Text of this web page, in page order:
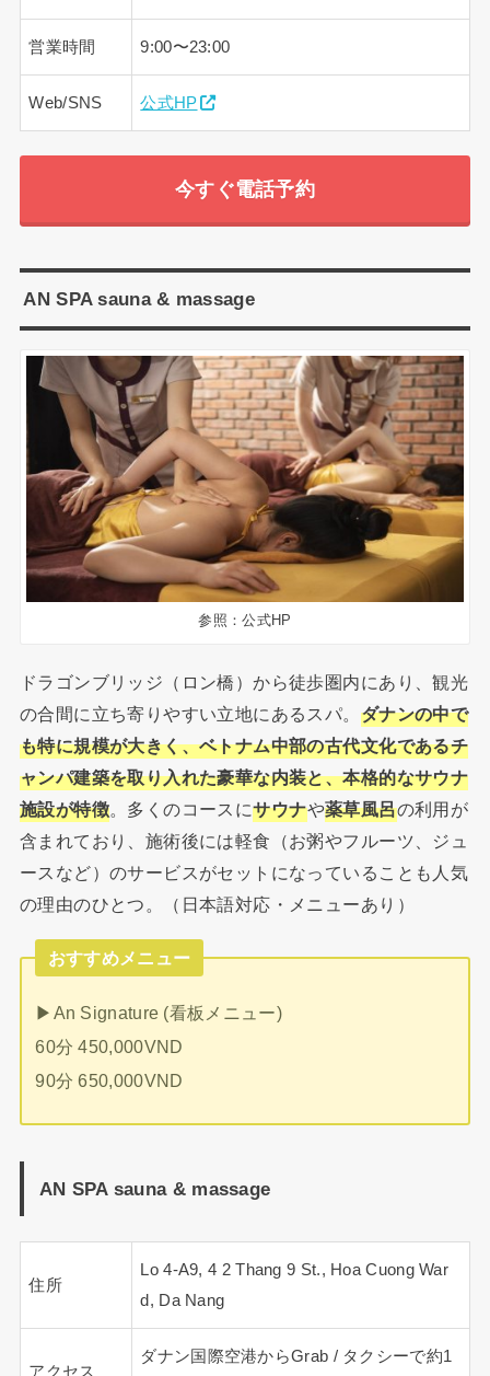
営業時間 9:00〜23:00
Web/SNS 公式HP
今すぐ電話予約
AN SPA sauna & massage
参照：公式HP
ドラゴンブリッジ（ロン橋）から徒歩圏内にあり、観光
の合間に立ち寄りやすい立地にあるスパ。 ダナンの中で
も特に規模が大きく、ベトナム中部の古代文化であるチ
ャンパ建築を取り入れた豪華な内装と、本格的なサウナ
施設が特徴。多くのコースにサウナや薬草風呂の利用が
含まれており、施術後には軽食（お粥やフルーツ、ジュ
ースなど）のサービスがセットになっていることも人気
の理由のひとつ。（日本語対応・メニューあり）
おすすめメニュー
▶︎An Signature (看板メニュー)
60分 450,000VND
90分 650,000VND
AN SPA sauna & massage
住所
Lo 4-A9, 4 2 Thang 9 St., Hoa Cuong War
d, Da Nang
アクセス
ダナン国際空港からGrab / タクシーで約1